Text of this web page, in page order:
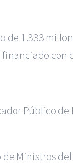
1.333
con
Público de
de Ministros